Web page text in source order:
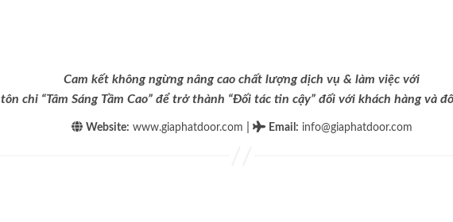
Cam kết không ngừng nâng cao chất lượng dịch vụ & làm việc với
tôn chỉ “Tâm Sáng Tầm Cao” để trở thành “Đối tác tin cậy” đối với khách hàng và
Website: www.giaphatdoor.com Email : info@giaphatdoor.com